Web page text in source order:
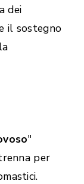
dei
il sostegno
"
per